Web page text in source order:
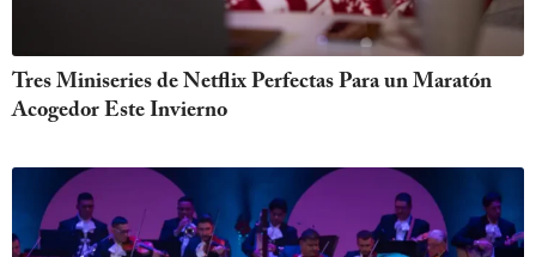
Tres Miniseries de Netflix Perfectas Para un Maratón
Acogedor Este Invierno